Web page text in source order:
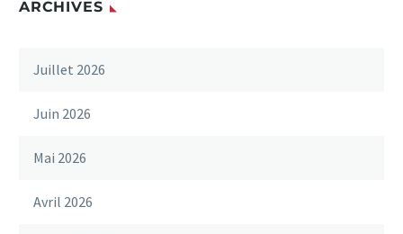
ARCHIVES
Juillet 2026
Juin 2026
Mai 2026
Avril 2026